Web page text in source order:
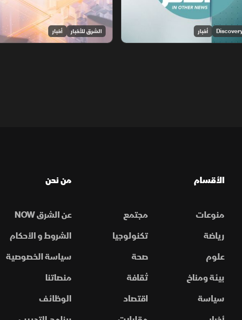
أخبار الشرق للأخبار أخبار
الأقسام
منوعات
مجتمع
رياضة
تكنولوجيا
علوم
صحة
بيئة ومناخ
ثقافة
سياسة
اقتصاد
من نحن
عن الشرق NOW
الشروط و الأحكام
سياسة الخصوصية
منصاتنا
الوظائف